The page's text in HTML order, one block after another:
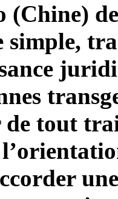
(Chine)
simple,
de tout